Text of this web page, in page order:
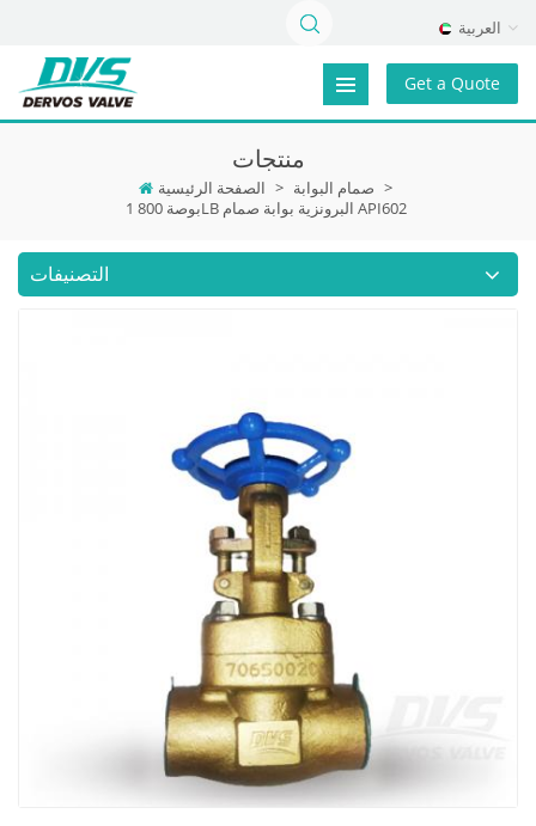
العربية
Get a Quote
منتجات
الصفحة الرئيسية > صمام البوابة >
1 بوصة 800LB البرونزية بوابة صمام API602
التصنيفات